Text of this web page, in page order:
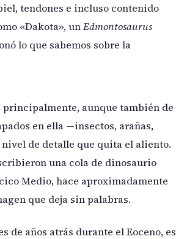
tendones e incluso contenido
«Dakota», unEdmontosaurus
lo que sabemos sobre la
aunque también de
en ella —insectos, arañas,
de detalle que quita el aliento.
una cola de dinosaurio
Medio, hace aproximadamente
que deja sin palabras.
de años atrás durante el Eoceno, es